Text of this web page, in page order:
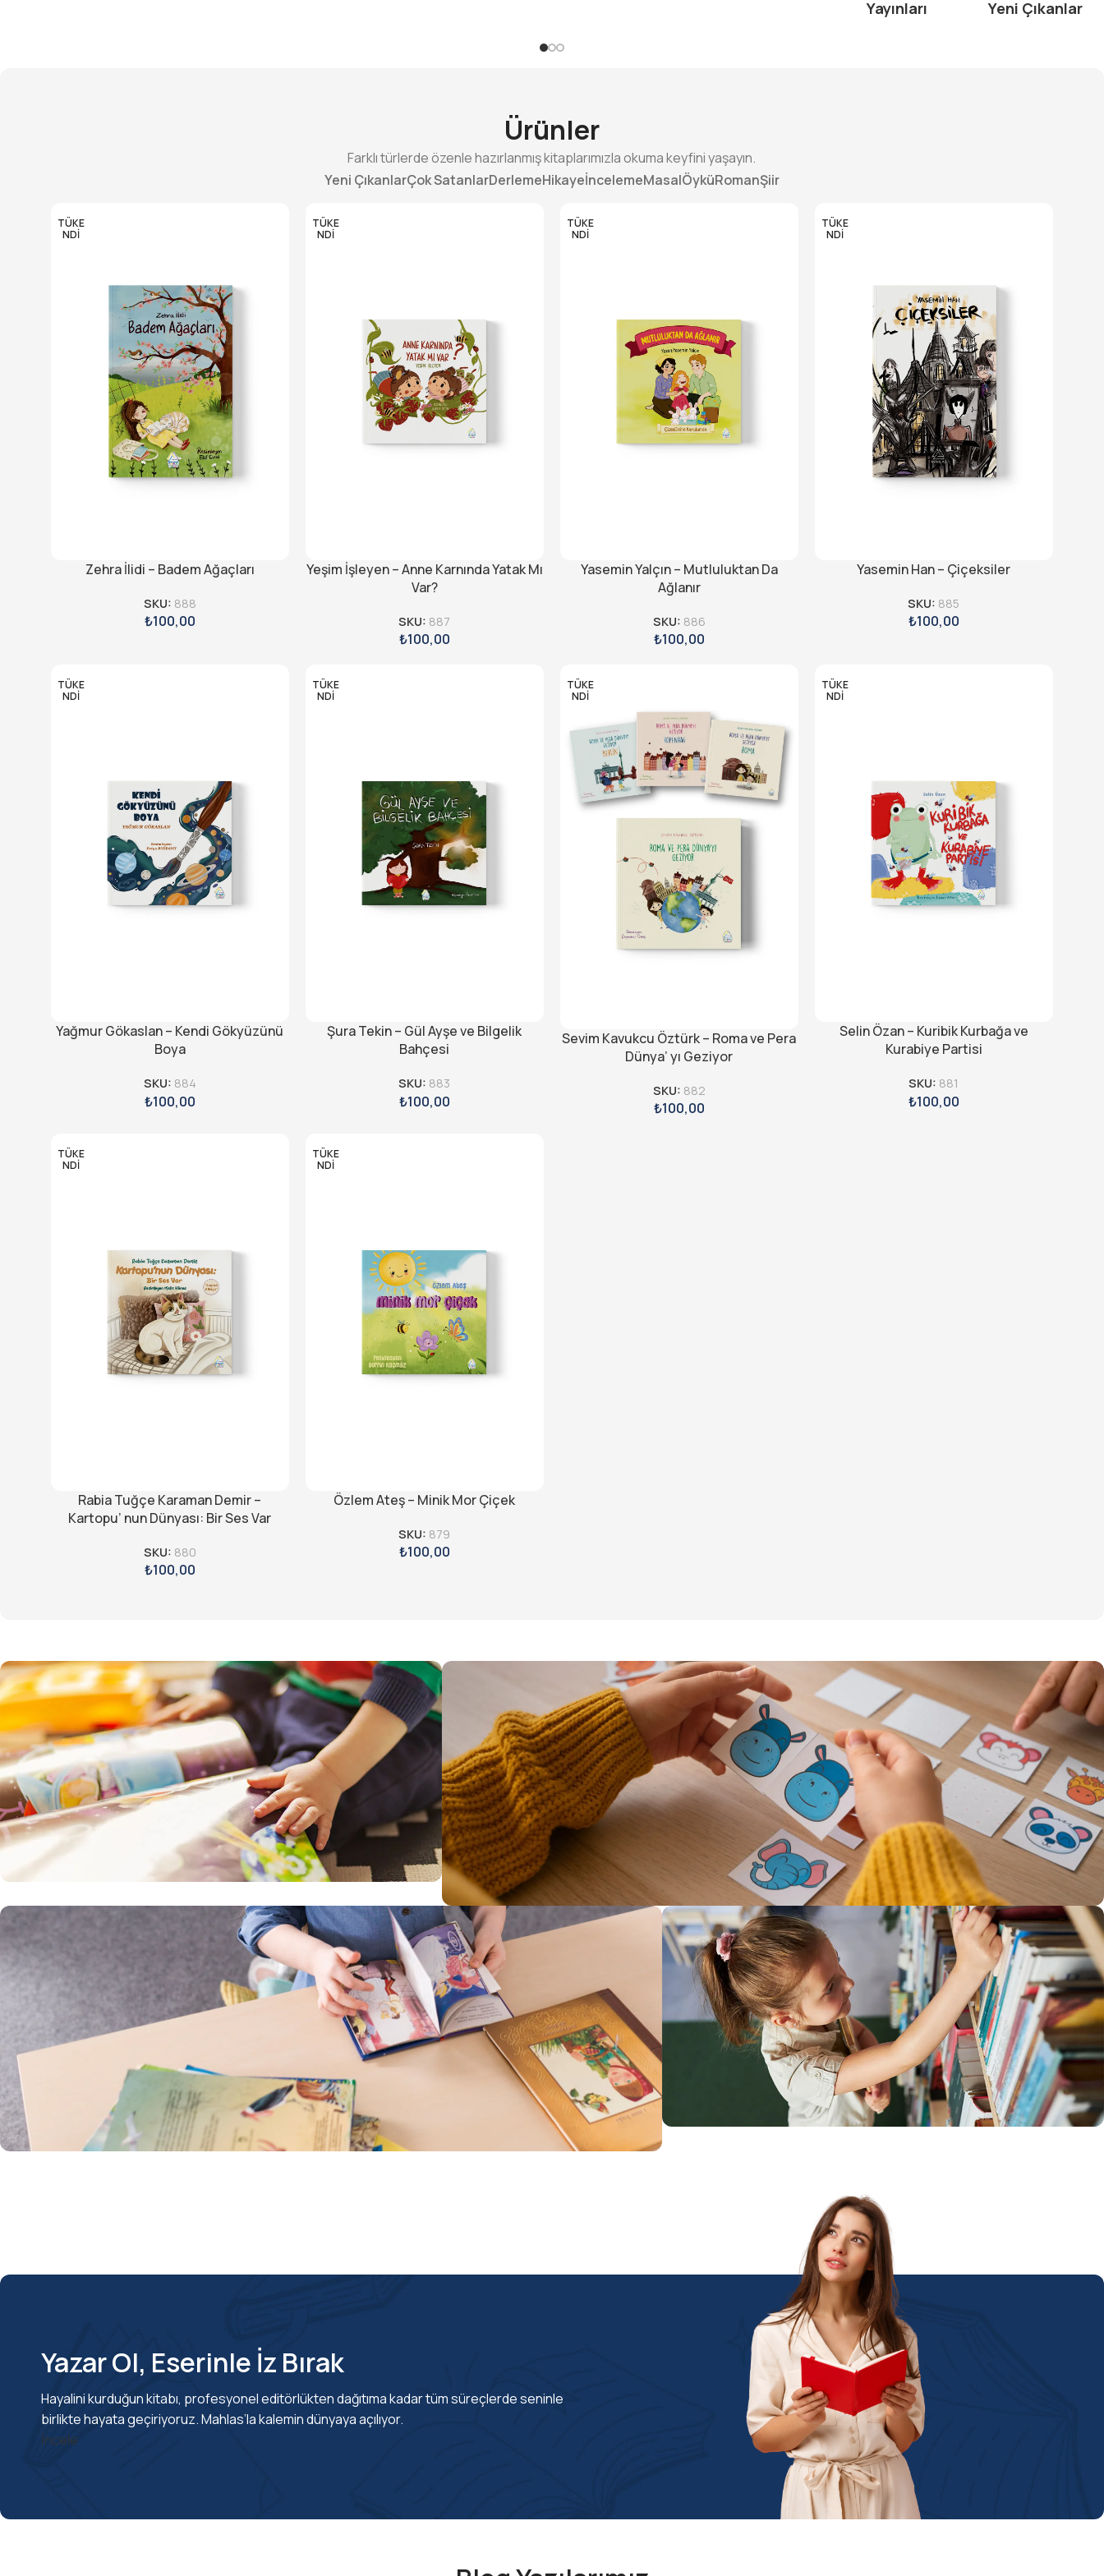
Yayınları
Yeni Çıkanlar
Ürünler
Farklı türlerde özenle hazırlanmış kitaplarımızla okuma keyfini yaşayın.
Yeni ÇıkanlarÇok SatanlarDerlemeHikayeİncelemeMasalÖyküRomanŞiir
TÜKE
NDI
Zehra İlidi – Badem Ağaçları
SKU: 888
₺100,00
TÜKE
NDI
Yeşim İşleyen – Anne Karnında Yatak Mı
Var?
SKU: 887
₺100,00
TÜKE
NDI
Yasemin Yalçın – Mutluluktan Da
Ağlanır
SKU: 886
₺100,00
TÜKE
NDI
Yasemin Han – Çiçeksiler
SKU: 885
₺100,00
TÜKE
NDI
Yağmur Gökaslan – Kendi Gökyüzünü
Boya
SKU: 884
₺100,00
TÜKE
NDI
Şura Tekin – Gül Ayşe ve Bilgelik
Bahçesi
SKU: 883
₺100,00
TÜKE
NDI
Sevim Kavukcu Öztürk – Roma ve Pera
Dünya’ yı Geziyor
SKU: 882
₺100,00
TÜKE
NDI
Selin Özan – Kuribik Kurbağa ve
Kurabiye Partisi
SKU: 881
₺100,00
TÜKE
NDI
Rabia Tuğçe Karaman Demir –
Kartopu’ nun Dünyası: Bir Ses Var
SKU: 880
₺100,00
TÜKE
NDI
Özlem Ateş – Minik Mor Çiçek
SKU: 879
₺100,00
0-3 Yaş Kitaplar
Bebeklerin ilk gelişim dönemine uygun, renkli
ve güvenli hikâyeler.
Etkinlik Kitapları
Çocukların eğlenerek öğrenmesini
sağlayan yaratıcı etkinliklerle dolu
kitaplar.
İncele
İncele
Yazar Ol, Eserinle İz Bırak
Hayalini kurduğun kitabı, profesyonel editörlükten dağıtıma kadar tüm süreçlerde seninle
birlikte hayata geçiriyoruz. Mahlas’la kalemin dünyaya açılıyor.
İncele